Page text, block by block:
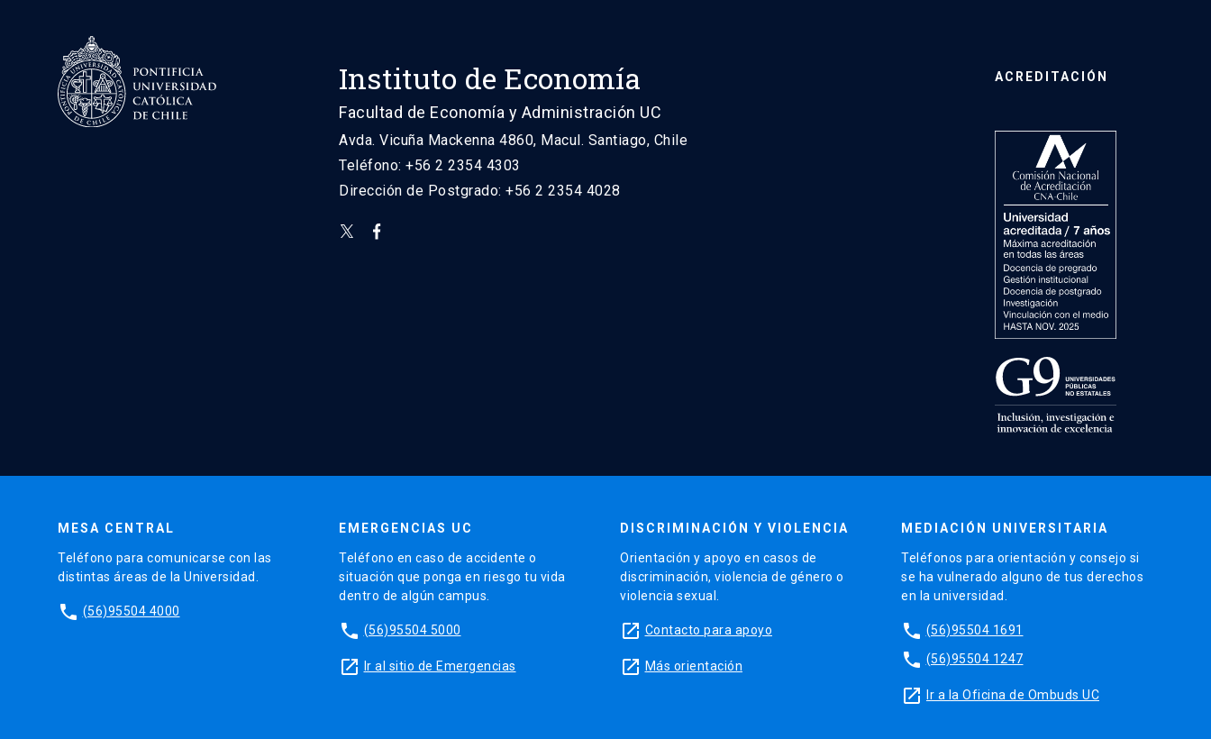
Instituto de Economía
Facultad de Economía y Administración UC
Avda. Vicuña Mackenna 4860, Macul. Santiago, Chile
Teléfono: +56 2 2354 4303
Dirección de Postgrado: +56 2 2354 4028
ACREDITACIÓN
MESA CENTRAL
Teléfono para comunicarse con las
distintas áreas de la Universidad.
phone (56)95504 4000
EMERGENCIAS UC
Teléfono en caso de accidente o
situación que ponga en riesgo tu vida
dentro de algún campus.
phone (56)95504 5000
launch Ir al sitio de Emergencias
DISCRIMINACIÓN Y VIOLENCIA
Orientación y apoyo en casos de
discriminación, violencia de género o
violencia sexual.
launch Contacto para apoyo
launch Más orientación
MEDIACIÓN UNIVERSITARIA
Teléfonos para orientación y consejo si
se ha vulnerado alguno de tus derechos
en la universidad.
phone (56)95504 1691
phone (56)95504 1247
launch Ir a la Oficina de Ombuds UC